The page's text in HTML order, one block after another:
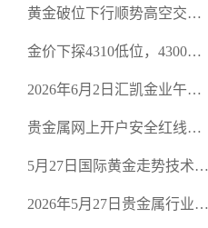
规黄金开户交易平台？
黄金破位下行顺势高空交易
金价下探4310低位，4300关
2026年6月2日汇凯金业午盘
空头清算算法如何布防？
贵金属网上开户安全红线：
恶意洗盘陷阱
5月27日国际黄金走势技术盘
规黄金平台全方位行情解析
2026年5月27日贵金属行业新